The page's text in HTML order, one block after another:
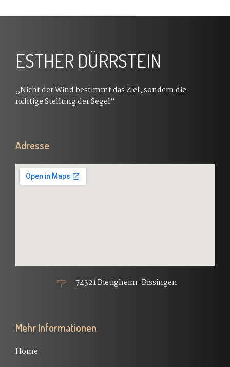
ESTHER DÜRRSTEIN
„Nicht der Wind bestimmt das Ziel, sondern die
richtige Stellung der Segel“
Adresse
74321 Bietigheim-Bissingen
Mehr Informationen
Home